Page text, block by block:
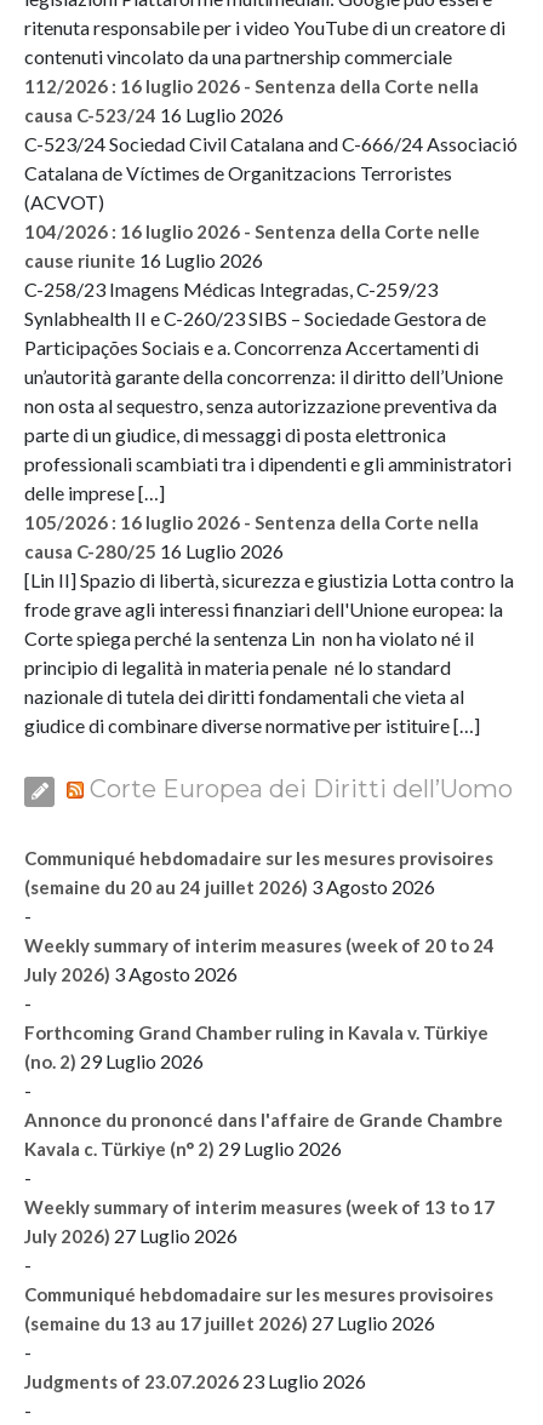
ritenuta responsabile per i video YouTube di un creatore di
contenuti vincolato da una partnership commerciale
112/2026 : 16 luglio 2026 - Sentenza della Corte nella
causa C-523/24 16 Luglio 2026
C-523/24 Sociedad Civil Catalana and C-666/24 Associació
Catalana de Víctimes de Organitzacions Terroristes
(ACVOT)
104/2026 : 16 luglio 2026 - Sentenza della Corte nelle
cause riunite 16 Luglio 2026
C-258/23 Imagens Médicas Integradas, C-259/23
Synlabhealth II e C-260/23 SIBS – Sociedade Gestora de
Participações Sociais e a. Concorrenza Accertamenti di
un’autorità garante della concorrenza: il diritto dell’Unione
non osta al sequestro, senza autorizzazione preventiva da
parte di un giudice, di messaggi di posta elettronica
professionali scambiati tra i dipendenti e gli amministratori
delle imprese […]
105/2026 : 16 luglio 2026 - Sentenza della Corte nella
causa C-280/25 16 Luglio 2026
[Lin II] Spazio di libertà, sicurezza e giustizia Lotta contro la
frode grave agli interessi finanziari dell'Unione europea: la
Corte spiega perché la sentenza Lin non ha violato né il
principio di legalità in materia penale né lo standard
nazionale di tutela dei diritti fondamentali che vieta al
giudice di combinare diverse normative per istituire […]
Corte Europea dei Diritti dell’Uomo
Communiqué hebdomadaire sur les mesures provisoires
(semaine du 20 au 24 juillet 2026) 3 Agosto 2026
-
Weekly summary of interim measures (week of 20 to 24
July 2026) 3 Agosto 2026
-
Forthcoming Grand Chamber ruling in Kavala v. Türkiye
(no. 2) 29 Luglio 2026
-
Annonce du prononcé dans l'affaire de Grande Chambre
Kavala c. Türkiye (n° 2) 29 Luglio 2026
-
Weekly summary of interim measures (week of 13 to 17
July 2026) 27 Luglio 2026
-
Communiqué hebdomadaire sur les mesures provisoires
(semaine du 13 au 17 juillet 2026) 27 Luglio 2026
-
Judgments of 23.07.2026 23 Luglio 2026
-